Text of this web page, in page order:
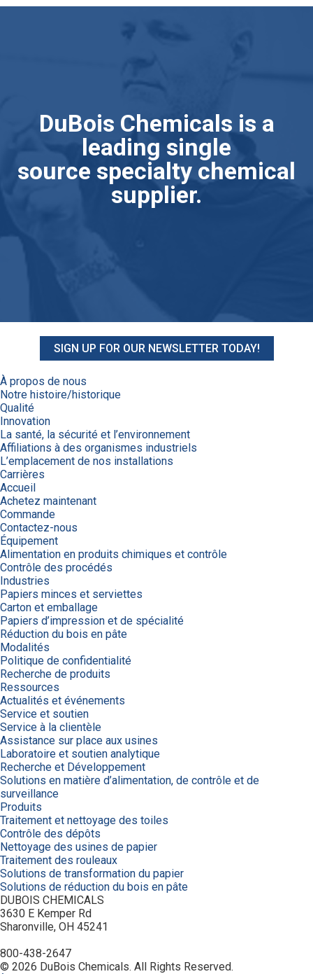
DuBois Chemicals is a
leading single
source specialty chemical
supplier.
SIGN UP FOR OUR NEWSLETTER TODAY!
À propos de nous
Notre histoire/historique
Qualité
Innovation
La santé, la sécurité et l’environnement
Affiliations à des organismes industriels
L’emplacement de nos installations
Carrières
Accueil
Achetez maintenant
Commande
Contactez-nous
Équipement
Alimentation en produits chimiques et contrôle
Contrôle des procédés
Industries
Papiers minces et serviettes
Carton et emballage
Papiers d’impression et de spécialité
Réduction du bois en pâte
Modalités
Politique de confidentialité
Recherche de produits
Ressources
Actualités et événements
Service et soutien
Service à la clientèle
Assistance sur place aux usines
Laboratoire et soutien analytique
Recherche et Développement
Solutions en matière d’alimentation, de contrôle et de
surveillance
Produits
Traitement et nettoyage des toiles
Contrôle des dépôts
Nettoyage des usines de papier
Traitement des rouleaux
Solutions de transformation du papier
Solutions de réduction du bois en pâte
DUBOIS CHEMICALS
3630 E Kemper Rd
Sharonville, OH 45241
800-438-2647
© 2026 DuBois Chemicals. All Rights Reserved.